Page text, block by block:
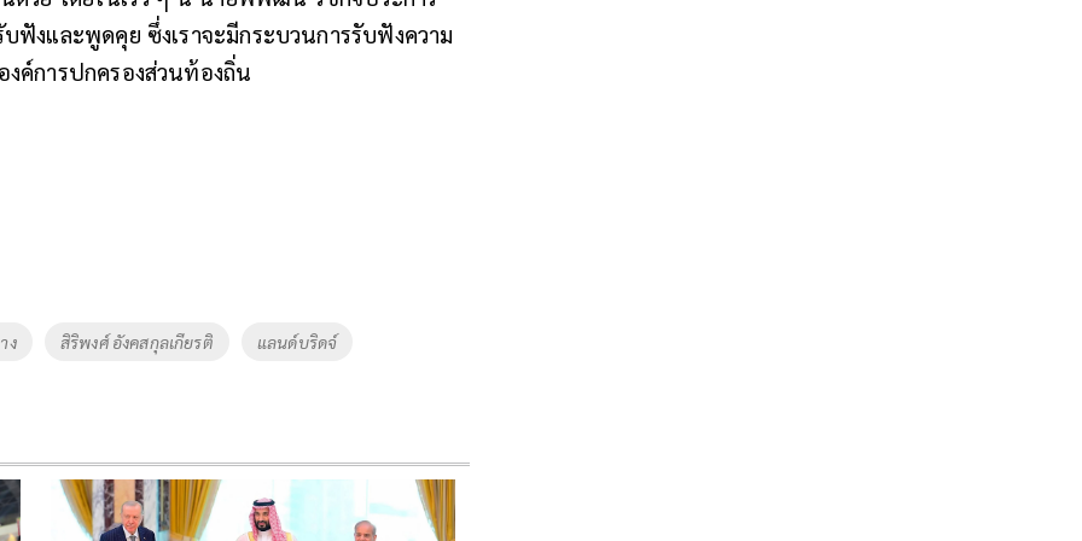
งและพูดคุย ซึ่งเราจะมีกระบวนการรับฟังความ
ค์การปกครองส่วนท้องถิ่น
ง สิริพงศ์ อังคสกุลเกียรติ แลนด์บริดจ์